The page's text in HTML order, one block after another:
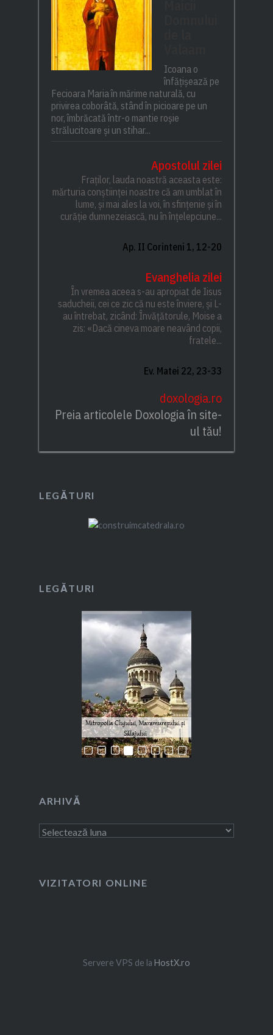
Icoana o
înfățișează pe
Fecioara Maria în mărime naturală, cu
privirea coborâtă, stând în picioare pe un
nor, îmbrăcată într-o mantie roșie
strălucitoare și un stihar...
Apostolul zilei
Fraților, lauda noastră aceasta este:
mărturia conștiinței noastre că am umblat în
lume, și mai ales la voi, în sfințenie și în
curăție dumnezeiască, nu în înțelepciune...
Ap. II Corinteni 1, 12-20
Evanghelia zilei
În vremea aceea s-au apropiat de Iisus
saducheii, cei ce zic că nu este înviere, și L-
au întrebat, zicând: Învățătorule, Moise a
zis: «Dacă cineva moare neavând copii,
fratele...
Ev. Matei 22, 23-33
doxologia.ro
Preia articolele Doxologia în site-
ul tău!
LEGĂTURI
LEGĂTURI
ARHIVĂ
Arhivă
VIZITATORI ONLINE
Servere VPS de la HostX.ro